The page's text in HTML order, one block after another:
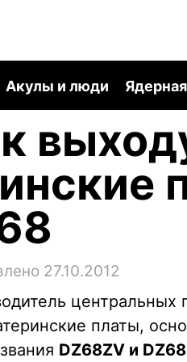
Акулы и люди
27.10.2012
центральных
платы,
DZ68ZV и